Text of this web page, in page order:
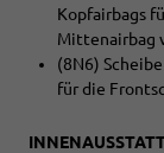
Kopfairbags
Mittenairbag
(8N6)
für die